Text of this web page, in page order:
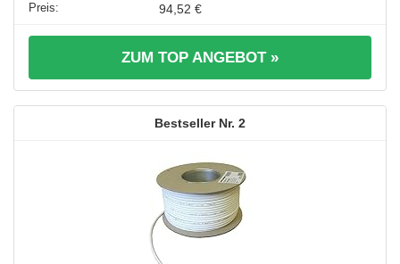
94,52 €
ZUM TOP ANGEBOT »
2